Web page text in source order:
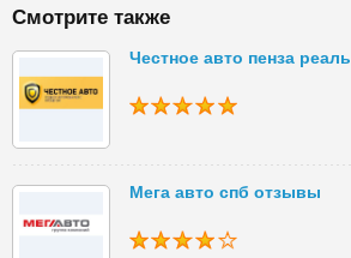
Смотрите также
Честное авто пенза
Мега авто спб отзывы